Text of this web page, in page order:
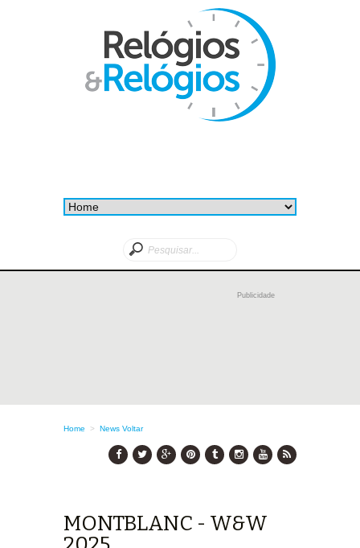
Publicidade
Home > News Voltar
MONTBLANC - W&W